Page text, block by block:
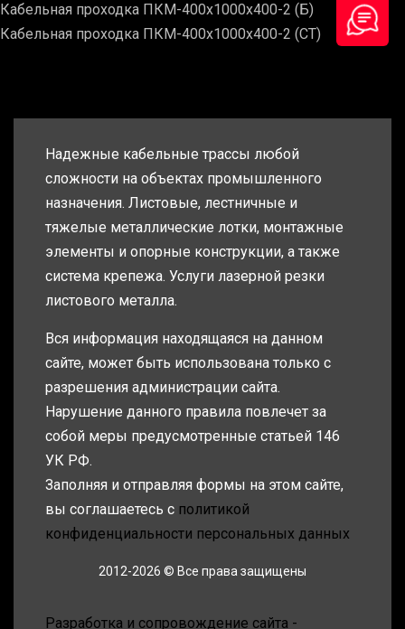
Кабельная проходка ПКМ-400х1000х400-2 (Б)
Кабельная проходка ПКМ-400х1000х400-2 (СТ)
Надежные кабельные трассы любой
сложности на объектах промышленного
назначения. Листовые, лестничные и
тяжелые металлические лотки, монтажные
элементы и опорные конструкции, а также
система крепежа. Услуги лазерной резки
листового металла.
Вся информация находящаяся на данном
сайте, может быть использована только с
разрешения администрации сайта.
Нарушение данного правила повлечет за
собой меры предусмотренные статьей 146
УК РФ.
Заполняя и отправляя формы на этом сайте,
вы соглашаетесь с политикой
конфиденциальности персональных данных
2012-2026 © Все права защищены
Разработка и сопровождение сайта -